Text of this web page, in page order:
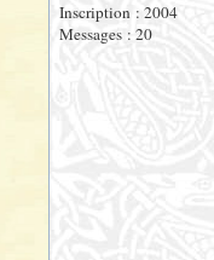
Inscription : 2004
Messages : 20